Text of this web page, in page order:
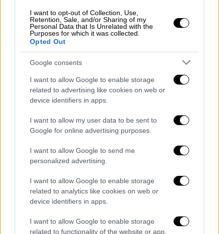
I want to opt-out of Collection, Use,
Retention, Sale, and/or Sharing of my
Personal Data that Is Unrelated with the
Purposes for which it was collected.
Opted Out
Google consents
I want to allow Google to enable storage
related to advertising like cookies on web or
device identifiers in apps.
I want to allow my user data to be sent to
Google for online advertising purposes.
I want to allow Google to send me
personalized advertising.
I want to allow Google to enable storage
related to analytics like cookies on web or
device identifiers in apps.
I want to allow Google to enable storage
related to functionality of the website or app.
ΟΛΕΣ ΟΙ ΕΙΔΗΣΕΙΣ
Σιδηροδρομική τραγωδία στα Τέμπη:
Παραιτήθηκε ο Κώστας Καραμανλής από
υπουργός Μεταφορών - «Ελάχιστη
Ήταν η «κακιά ώρα» είπε ο σταθμάρχης
στην απολογία του για το δυστύχημα
εισαγγελέα
Οι δραματικές εικόνες από την
επιχείρηση απεγκλωβισμού ανθρώπων
στα Τέμπη - 1.300 βαθμοί Κελσίου στο
Συγκλονιστικό βίντεο: Το drone του
Guardian πετά πάνω από τα συντρίμμια
Ανατριχιαστική εκτίμηση Λέκκα: «Τα